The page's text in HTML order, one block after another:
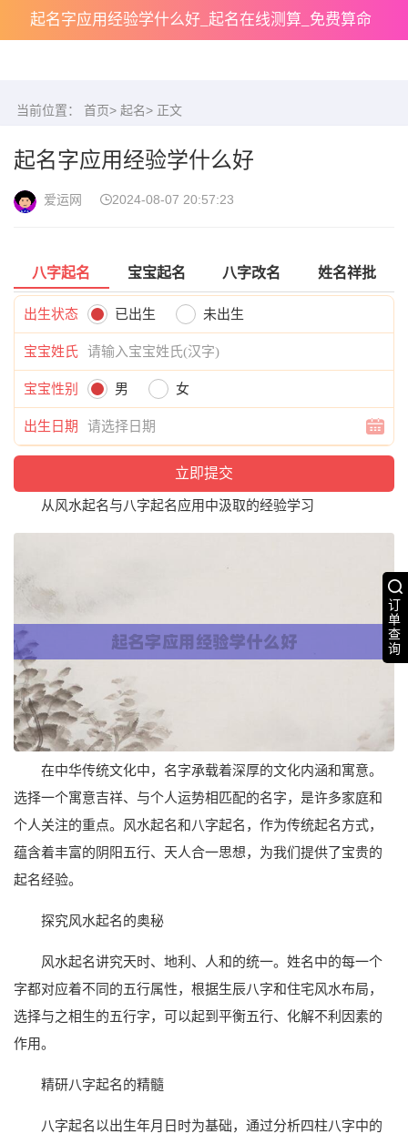
起名字应用经验学什么好_起名在线测算_免费算命
订
单
查
询
当前位置： 首页> 起名> 正文
起名字应用经验学什么好
爱运网 2024-08-07 20:57:23
八字起名 宝宝起名 八字改名 姓名祥批
出生状态 已出生 未出生
宝宝姓氏
宝宝性别 男 女
出生日期
从风水起名与八字起名应用中汲取的经验学习
在中华传统文化中，名字承载着深厚的文化内涵和寓意。
选择一个寓意吉祥、与个人运势相匹配的名字，是许多家庭和
个人关注的重点。风水起名和八字起名，作为传统起名方式，
蕴含着丰富的阴阳五行、天人合一思想，为我们提供了宝贵的
起名经验。
探究风水起名的奥秘
风水起名讲究天时、地利、人和的统一。姓名中的每一个
字都对应着不同的五行属性，根据生辰八字和住宅风水布局，
选择与之相生的五行字，可以起到平衡五行、化解不利因素的
作用。
精研八字起名的精髓
八字起名以出生年月日时为基础，通过分析四柱八字中的